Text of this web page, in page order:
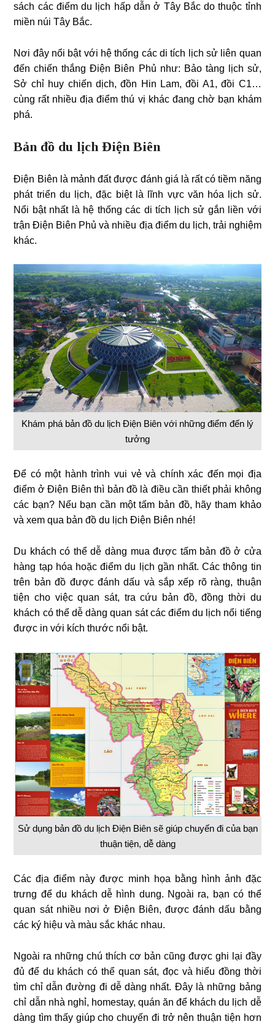
sách các điểm du lịch hấp dẫn ở Tây Bắc do thuộc tỉnh
miền núi Tây Bắc.
Nơi đây nổi bật với hệ thống các di tích lịch sử liên quan
đến chiến thắng Điện Biên Phủ như: Bảo tàng lịch sử,
Sở chỉ huy chiến dịch, đồn Hin Lam, đồi A1, đồi C1…
cùng rất nhiều địa điểm thú vị khác đang chờ bạn khám
phá.
Bản đồ du lịch Điện Biên
Điện Biên là mảnh đất được đánh giá là rất có tiềm năng
phát triển du lịch, đặc biệt là lĩnh vực văn hóa lịch sử.
Nổi bật nhất là hệ thống các di tích lịch sử gắn liền với
trận Điện Biên Phủ và nhiều địa điểm du lịch, trải nghiệm
khác.
Khám phá bản đồ du lịch Điện Biên với những điểm đến lý
tưởng
Để có một hành trình vui vẻ và chính xác đến mọi địa
điểm ở Điện Biên thì bản đồ là điều cần thiết phải không
các bạn? Nếu bạn cần một tấm bản đồ, hãy tham khảo
và xem qua bản đồ du lịch Điện Biên nhé!
Du khách có thể dễ dàng mua được tấm bản đồ ở cửa
hàng tạp hóa hoặc điểm du lịch gần nhất. Các thông tin
trên bản đồ được đánh dấu và sắp xếp rõ ràng, thuận
tiện cho việc quan sát, tra cứu bản đồ, đồng thời du
khách có thể dễ dàng quan sát các điểm du lịch nổi tiếng
được in với kích thước nổi bật.
Sử dụng bản đồ du lịch Điện Biên sẽ giúp chuyến đi của bạn
thuận tiện, dễ dàng
Các địa điểm này được minh họa bằng hình ảnh đặc
trưng để du khách dễ hình dung. Ngoài ra, bạn có thể
quan sát nhiều nơi ở Điện Biên, được đánh dấu bằng
các ký hiệu và màu sắc khác nhau.
Ngoài ra những chú thích cơ bản cũng được ghi lại đầy
đủ để du khách có thể quan sát, đọc và hiểu đồng thời
tìm chỉ dẫn đường đi dễ dàng nhất. Đây là những bảng
chỉ dẫn nhà nghỉ, homestay, quán ăn để khách du lịch dễ
dàng tìm thấy giúp cho chuyến đi trở nên thuận tiện hơn